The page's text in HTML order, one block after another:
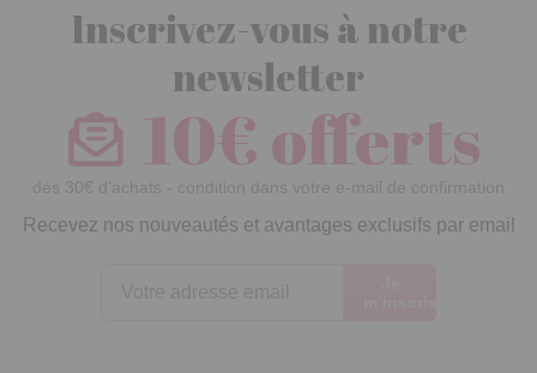
Inscrivez-vous à notre
newsletter
10€ offerts
dès 30€ d’achats - condition dans votre e-mail de confirmation
Recevez nos nouveautés et avantages exclusifs par email